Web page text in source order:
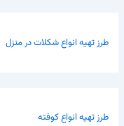
طرز تهیه انواع شکلات در منزل
طرز تهیه انواع کوفته